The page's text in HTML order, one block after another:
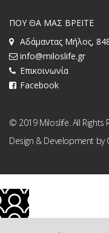
ΠΟΥ ΘΑ ΜΑΣ ΒΡΕΙΤΕ
Αδάμαντας Μήλος,
info@miloslife.gr
Επικοινωνία
Facebook
© 2019 Miloslife. All Rights
Design & Development by